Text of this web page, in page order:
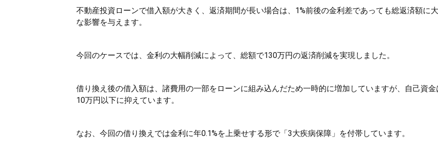
不動産投資ローンで借入額が大きく、返済期間が長い場合は、1%前後の金利差であっても総返済額に
な影響を与えます。
今回のケースでは、金利の大幅削減によって、総額で130万円の返済削減を実現しました。
借り換え後の借入額は、諸費用の一部をローンに組み込んだため一時的に増加していますが、自己資金
10万円以下に抑えています。
なお、今回の借り換えでは金利に年0.1%を上乗せする形で「3大疾病保障」を付帯しています。